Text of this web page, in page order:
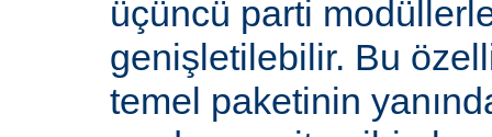
üçüncü parti
genişletilebilir. Bu
temel paketinin